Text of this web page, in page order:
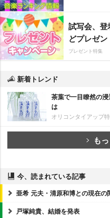
試写会、
どプレゼン
プレゼント特集
新着トレンド
茶葉で一目瞭然の
は
オリコンタイアップ
も
今、読まれている記事
亜希 元夫・清原和博との現在の
戸塚純貴、結婚を発表